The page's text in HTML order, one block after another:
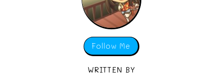
Follow Me
WRITTEN BY